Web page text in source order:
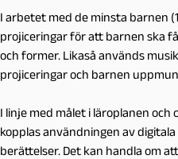
I arbetet med de minsta barnen
projiceringar för att barnen ska
och former. Likaså används
projiceringar och barnen
I linje med målet i läroplanen
kopplas användningen av
berättelser. Det kan handla om